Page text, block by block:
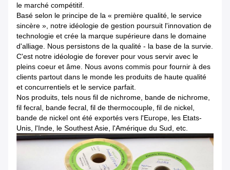
le marché compétitif.
Basé selon le principe de la « première qualité, le service
sincère », notre idéologie de gestion poursuit l'innovation de
technologie et crée la marque supérieure dans le domaine
d'alliage. Nous persistons de la qualité - la base de la survie.
C'est notre idéologie de forever pour vous servir avec le
pleins coeur et âme. Nous avons commis pour fournir à des
clients partout dans le monde les produits de haute qualité
et concurrentiels et le service parfait.
Nos produits, tels nous fil de nichrome, bande de nichrome,
fil fecral, bande fecral, fil de thermocouple, fil de nickel,
bande de nickel ont été exportés vers l'Europe, les Etats-
Unis, l'Inde, le Southest Asie, l'Amérique du Sud, etc.